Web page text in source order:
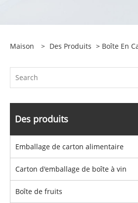
Maison > Des Produits > Boîte En
Des produits
Emballage de carton alimentaire
Carton d'emballage de boîte à vin
Boîte de fruits